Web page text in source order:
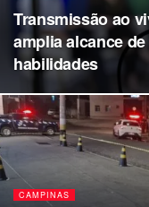
Transmissão ao
amplia alcance
habilidades
CAMPINAS